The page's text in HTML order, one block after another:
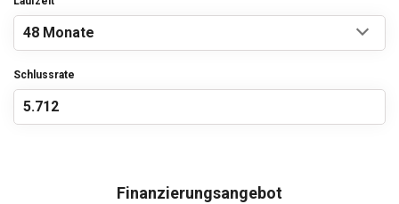
Schlussrate
Finanzierungsangebot